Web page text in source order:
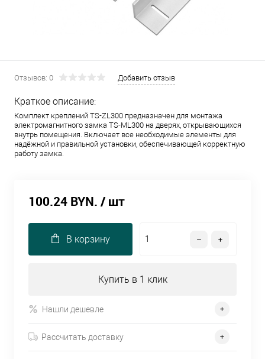
Отзывов: 0 Добавить отзыв
Краткое описание:
Комплект креплений TS-ZL300 предназначен для монтажа
электромагнитного замка TS-ML300 на дверях, открывающихся
внутрь помещения. Включает все необходимые элементы для
надёжной и правильной установки, обеспечивающей корректную
работу замка.
100.24 BYN. / шт
В корзину
Купить в 1 клик
Нашли дешевле
Рассчитать доставку